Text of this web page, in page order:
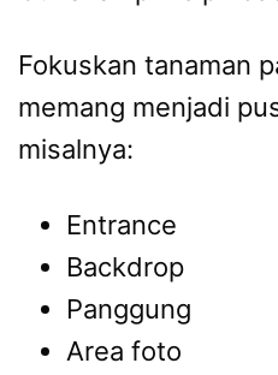
Fokuskan tanaman
memang menjadi
misalnya:
Entrance
Backdrop
Panggung
Area foto